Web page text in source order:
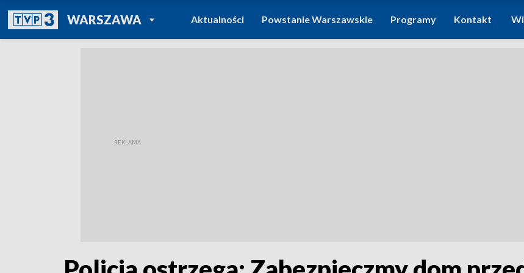
WARSZAWAPOWRÓT DO
TVP REGIONY
Aktualności Powstanie Warszawskie Programy Kontakt